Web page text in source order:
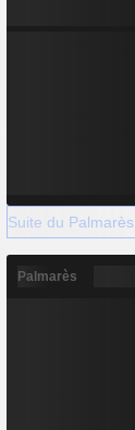
Suite du Palmarès
Palmarès